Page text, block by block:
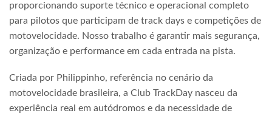
proporcionando suporte técnico e operacional completo
para pilotos que participam de track days e competições de
motovelocidade. Nosso trabalho é garantir mais segurança,
organização e performance em cada entrada na pista.
Criada por Philippinho, referência no cenário da
motovelocidade brasileira, a Club TrackDay nasceu da
experiência real em autódromos e da necessidade de